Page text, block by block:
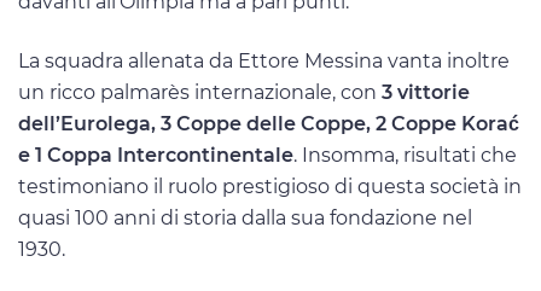
La squadra allenata da Ettore Messina vanta inoltre
un ricco palmarès internazionale, con 3 vittorie
dell’Eurolega, 3 Coppe delle Coppe, 2 Coppe Korać
e 1 Coppa Intercontinentale. Insomma, risultati che
testimoniano il ruolo prestigioso di questa società in
quasi 100 anni di storia dalla sua fondazione nel
1930.